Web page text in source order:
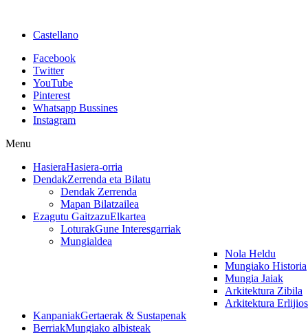
Castellano
Facebook
Twitter
YouTube
Pinterest
Whatsapp Bussines
Instagram
Menu
HasieraHasiera-orria
DendakZerrenda eta Bilatu
Dendak Zerrenda
Mapan Bilatzailea
Ezagutu GaitzazuElkartea
LoturakGune Interesgarriak
Mungialdea
Nola Heldu
Mungiako Historia
Mungia Jaiak
Arkitektura Zibila
Arkitektura
KanpaniakGertaerak & Sustapenak
BerriakMungiako albisteak